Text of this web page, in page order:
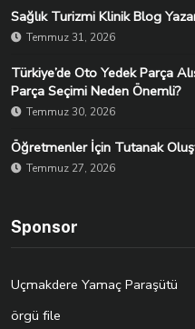
Sağlık Turizmi Klinik Blog
Temmuz 31, 2026
Türkiye’de Oto Yedek Parça
Parça Seçimi Neden Önemli?
Temmuz 30, 2026
Öğretmenler İçin Tutanak
Temmuz 27, 2026
Sponsor
Uçmakdere Yamaç Paraşütü
örgü file